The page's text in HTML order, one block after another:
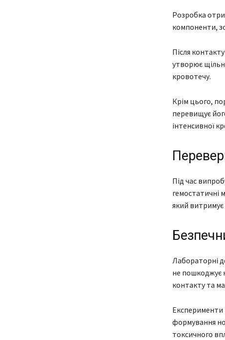
Розробка
компоненти,
Після
утворює
кровотечу.
Крім цього,
перевищує
інтенсивної
Під час
гемостатичні
який витримує
Лабораторні
не пошкоджує
контакту та
Експерименти
формування
токсичного